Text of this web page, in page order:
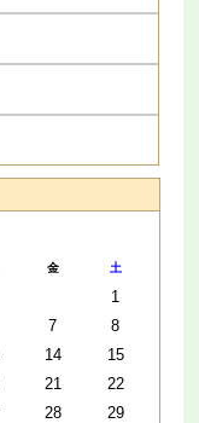
金 土
1
7
8
14
15
21
22
28
29